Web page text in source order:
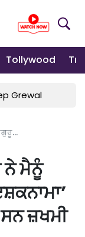
Tollywood
Grewal
ਨੇ ਮੈਨੂੰ
ਜ਼ਖਮੀ